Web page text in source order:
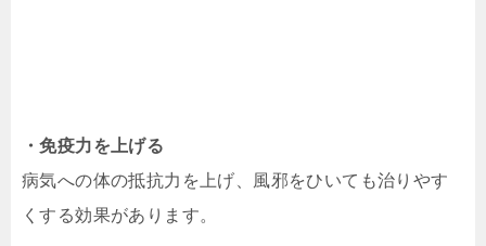
・免疫力を上げる
病気への体の抵抗力を上げ、風邪をひいても治りやす
くする効果があります。